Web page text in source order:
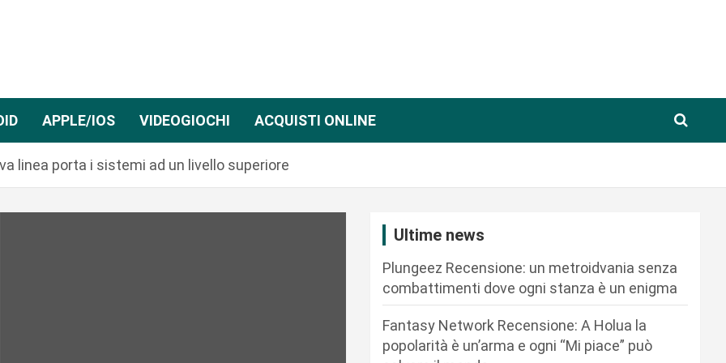
APPLE/IOS VIDEOGIOCHI ACQUISTI ONLINE
linea porta i sistemi ad un livello superiore
Ultime news
Plungeez Recensione: un metroidvania senza
combattimenti dove ogni stanza è un enigma
Fantasy Network Recensione: A Holua la
popolarità è un’arma e ogni “Mi piace” può